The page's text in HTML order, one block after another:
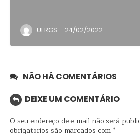
UFRGS · 24/02/2022
NÃO HÁ COMENTÁRIOS
DEIXE UM COMENTÁRIO
O seu endereço de e-mail não será
obrigatórios são marcados com*